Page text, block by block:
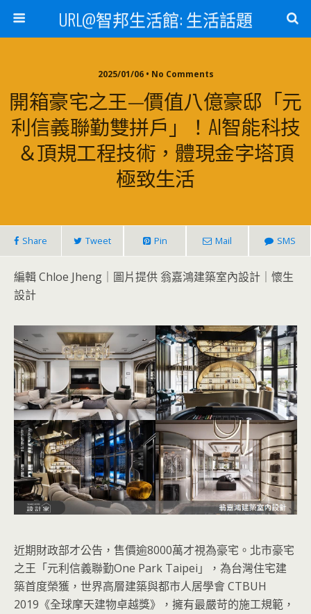
URL@智邦生活館: 生活話題
2025/01/06 • No Comments
開箱豪宅之王—價值八億豪邸「元
利信義聯勤雙拼戶」！AI智能科技
＆頂規工程技術，體現金字塔頂
極致生活
Share Tweet Pin Mail SMS
編輯 Chloe Jheng｜圖片提供 翁嘉鴻建築室內設計｜懷生
設計
近期財政部才公告，售價逾8000萬才視為豪宅。北市豪宅
之王「元利信義聯勤One Park Taipei」，為台灣住宅建
築首度榮獲，世界高層建築與都市人居學會 CTBUH
2019《全球摩天建物卓越獎》，擁有最嚴苛的施工規範，